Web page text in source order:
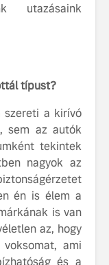
utazásaink
típust?
szereti a kirívó
sem az autók
tekintek
nagyok az
én is élem a
is van
az, hogy
ami
és a